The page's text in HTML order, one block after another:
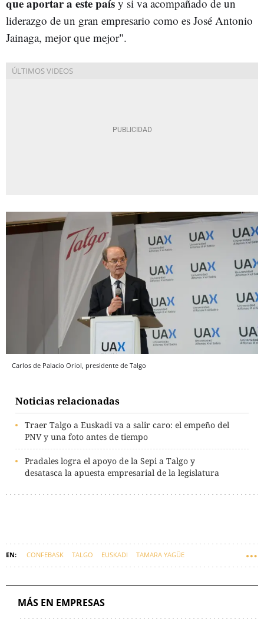
y si va acompañado de un
liderazgo de un gran empresario como es José Antonio
Jainaga, mejor que mejor".
Carlos de Palacio Oriol, presidente de Talgo
Noticias relacionadas
Traer Talgo a Euskadi va a salir caro: el empeño del
PNV y una foto antes de tiempo
Pradales logra el apoyo de la Sepi a Talgo y
desatasca la apuesta empresarial de la legislatura
CONFEBASK TALGO EUSKADI TAMARA YAGÜE
MÁS EN EMPRESAS